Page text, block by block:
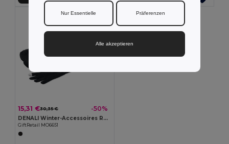
15,31 €30,35 € -50%
DENALI Winter-Accessoires RPET
GiftRetail MO6651
Nur Essentielle Präferenzen
Alle akzeptieren